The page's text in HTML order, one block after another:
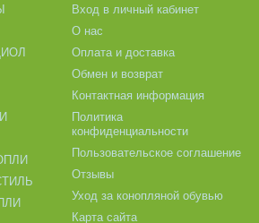
Вход в личный кабинет
О нас
Оплата и доставка
Обмен и возврат
Контактная информация
Политика
конфиденциальности
Пользовательское соглашение
Отзывы
Уход за конопляной обувью
Карта сайта